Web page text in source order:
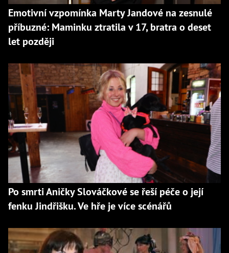
Emotivní vzpomínka Marty Jandové na zesnulé
příbuzné: Maminku ztratila v 17, bratra o deset
let později
Po smrti Aničky Slováčkové se řeší péče o její
fenku Jindřišku. Ve hře je více scénářů